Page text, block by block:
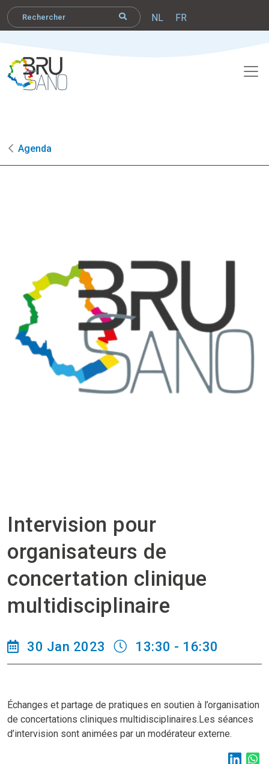
NL FR
Agenda
Intervision pour
organisateurs de
concertation clinique
multidisciplinaire
30 Jan 2023 13:30 - 16:30
Échanges et partage de pratiques en soutien à l’organisation
de concertations cliniques multidisciplinaires.Les séances
d’intervision sont animées par un modérateur externe.